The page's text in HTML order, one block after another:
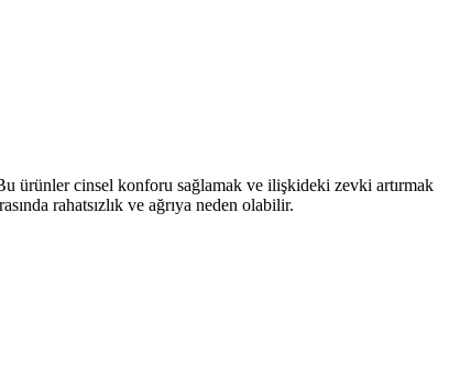
ürünler cinsel konforu sağlamak ve ilişkideki zevki artırmak
rahatsızlık ve ağrıya neden olabilir.